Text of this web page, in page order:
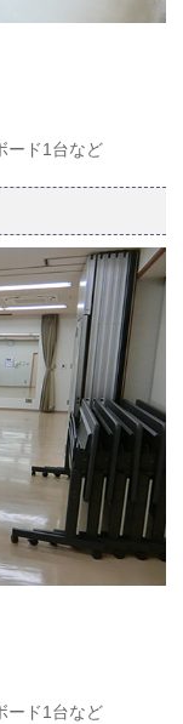
ード1台など
ード1台など